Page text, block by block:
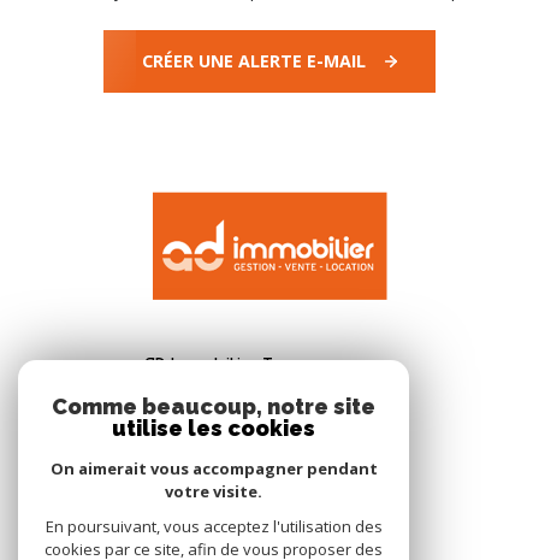
CRÉER UNE ALERTE E-MAIL
AD Immobilier Tarn
28 place paul saissac
81310Lisle-sur-Tarn
05.63.41.02.01
secretariat@adimmobilier.fr
Comme beaucoup, notre site
utilise les cookies
On aimerait vous accompagner pendant
votre visite.
En poursuivant, vous acceptez l'utilisation des
cookies par ce site, afin de vous proposer des